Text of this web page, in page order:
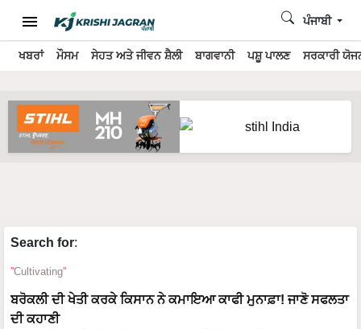
ਖਬਰਾਂ ਮੌਸਮ ਸੇਹਤ ਅਤੇ ਜੀਵਨ ਸ਼ੈਲੀ ਬਾਗਵਾਨੀ ਪਸ਼ੂ ਪਾਲਣ ਸਰਕਾਰੀ
ਪੰਜਾਬੀ
Search for:
Cultivating
ਬਰੋਕਲੀ ਦੀ ਖੇਤੀ ਕਰਕੇ ਕਿਸਾਨ ਨੇ ਕਮਾਇਆ ਕਾਫੀ ਮੁਨਾਫ਼ਾ! ਜਾਣੋ ਸਫਲਤਾ
ਦੀ ਕਹਾਣੀ